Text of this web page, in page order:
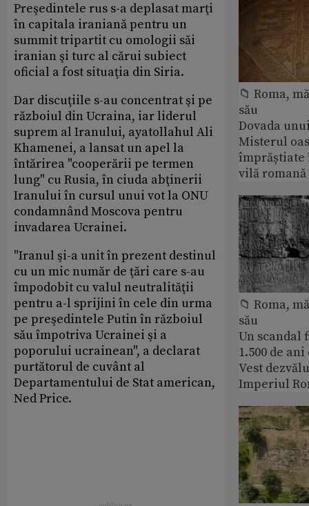
Preşedintele rus s-a deplasat marţi
în capitala iraniană pentru un
summit tripartit cu omologii săi
iranian şi turc al cărui subiect
oficial a fost situaţia din Siria.
Dar discuţiile s-au concentrat şi pe
războiul din Ucraina, iar liderul
suprem al Iranului, ayatollahul Ali
Khamenei, a lansat un apel la
întărirea "cooperării pe termen
lung" cu Rusia, în ciuda abţinerii
Iranului în cursul unui vot la ONU
condamnând Moscova pentru
invadarea Ucrainei.
"Iranul şi-a unit în prezent destinul
cu un mic număr de ţări care s-au
împodobit cu valul neutralităţii
pentru a-l sprijini în cele din urma
pe preşedintele Putin în războiul
său împotriva Ucrainei şi a
poporului ucrainean", a declarat
purtătorul de cuvânt al
Departamentului de Stat american,
Ned Price.
📁 Roma,
său
Dovada
Misterul
împrăștiate
vilă romană
📁 Roma,
său
Un scandal
1.500 de
Vest
Imperiul